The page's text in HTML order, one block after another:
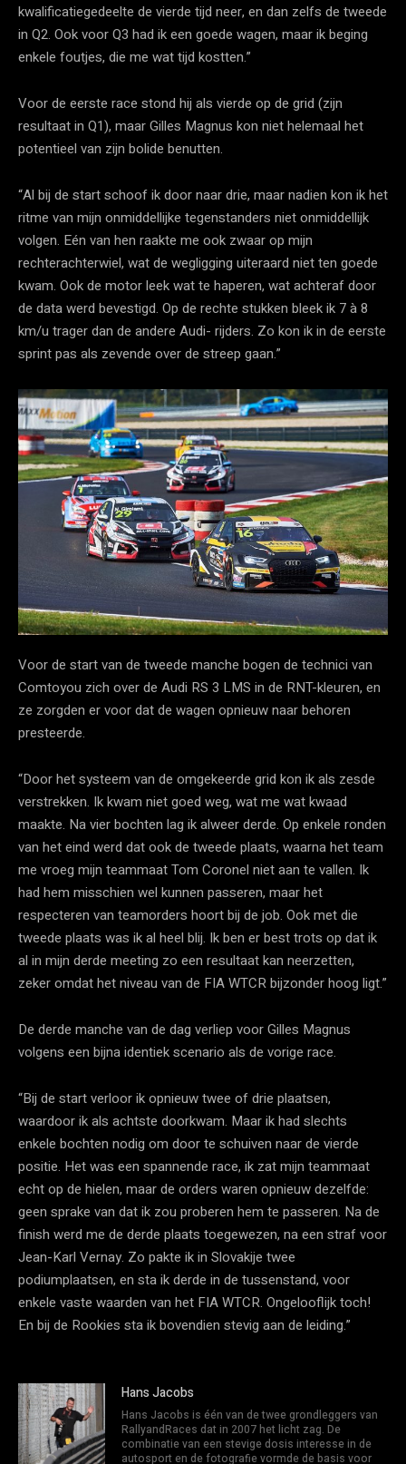
kwalificatiegedeelte de vierde tijd neer, en dan zelfs de tweede
in Q2. Ook voor Q3 had ik een goede wagen, maar ik beging
enkele foutjes, die me wat tijd kostten.”
Voor de eerste race stond hij als vierde op de grid (zijn
resultaat in Q1), maar Gilles Magnus kon niet helemaal het
potentieel van zijn bolide benutten.
“Al bij de start schoof ik door naar drie, maar nadien kon ik het
ritme van mijn onmiddellijke tegenstanders niet onmiddellijk
volgen. Eén van hen raakte me ook zwaar op mijn
rechterachterwiel, wat de wegligging uiteraard niet ten goede
kwam. Ook de motor leek wat te haperen, wat achteraf door
de data werd bevestigd. Op de rechte stukken bleek ik 7 à 8
km/u trager dan de andere Audi- rijders. Zo kon ik in de eerste
sprint pas als zevende over de streep gaan.”
Voor de start van de tweede manche bogen de technici van
Comtoyou zich over de Audi RS 3 LMS in de RNT-kleuren, en
ze zorgden er voor dat de wagen opnieuw naar behoren
presteerde.
“Door het systeem van de omgekeerde grid kon ik als zesde
verstrekken. Ik kwam niet goed weg, wat me wat kwaad
maakte. Na vier bochten lag ik alweer derde. Op enkele ronden
van het eind werd dat ook de tweede plaats, waarna het team
me vroeg mijn teammaat Tom Coronel niet aan te vallen. Ik
had hem misschien wel kunnen passeren, maar het
respecteren van teamorders hoort bij de job. Ook met die
tweede plaats was ik al heel blij. Ik ben er best trots op dat ik
al in mijn derde meeting zo een resultaat kan neerzetten,
zeker omdat het niveau van de FIA WTCR bijzonder hoog ligt.”
De derde manche van de dag verliep voor Gilles Magnus
volgens een bijna identiek scenario als de vorige race.
“Bij de start verloor ik opnieuw twee of drie plaatsen,
waardoor ik als achtste doorkwam. Maar ik had slechts
enkele bochten nodig om door te schuiven naar de vierde
positie. Het was een spannende race, ik zat mijn teammaat
echt op de hielen, maar de orders waren opnieuw dezelfde:
geen sprake van dat ik zou proberen hem te passeren. Na de
finish werd me de derde plaats toegewezen, na een straf voor
Jean-Karl Vernay. Zo pakte ik in Slovakije twee
podiumplaatsen, en sta ik derde in de tussenstand, voor
enkele vaste waarden van het FIA WTCR. Ongelooflijk toch!
En bij de Rookies sta ik bovendien stevig aan de leiding.”
Hans Jacobs
Hans Jacobs is één van de twee grondleggers van
RallyandRaces dat in 2007 het licht zag. De
combinatie van een stevige dosis interesse in de
autosport en de fotografie vormde de basis voor